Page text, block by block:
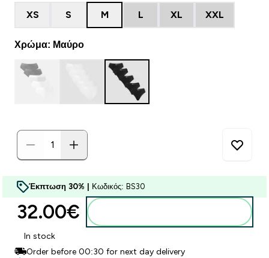
XS S M L XL XXL
Χρώμα: Μαύρο
Έκπτωση 30% | Κωδικός: BS30
32.00€‎
In stock
Order before 00:30 for next day delivery